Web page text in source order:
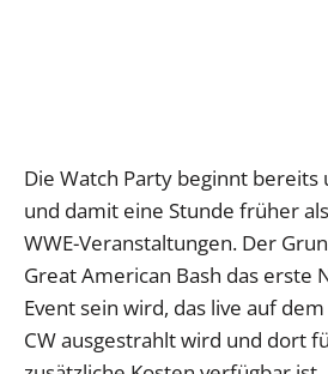
Die Watch Party beginnt
und damit eine Stunde früher
WWE-Veranstaltungen. Der
Great American Bash das erste
Event sein wird, das live auf dem
CW ausgestrahlt wird und dort